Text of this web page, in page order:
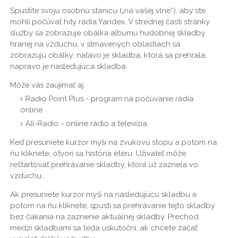
Spustite svoju osobnú stanicu („na vašej vlne“), aby ste
mohli počúvať hity rádia Yandex. V strednej časti stránky
služby sa zobrazuje obálka albumu hudobnej skladby
hranej na vzduchu, v stmavených oblastiach sa
zobrazujú obálky: naľavo je skladba, ktorá sa prehrala,
napravo je nasledujúca skladba.
Môže vás zaujímať aj:
Radio Point Plus - program na počúvanie rádia
online
All-Radio - online rádio a televízia
Keď presuniete kurzor myši na zvukovú stopu a potom na
ňu kliknete, otvorí sa história éteru. Užívateľ môže
reštartovať prehrávanie skladby, ktorá už zaznela vo
vzduchu..
Ak presuniete kurzor myši na nasledujúcu skladbu a
potom na ňu kliknete, spustí sa prehrávanie tejto skladby
bez čakania na zaznenie aktuálnej skladby. Prechod
medzi skladbami sa teda uskutoční, ak chcete začať